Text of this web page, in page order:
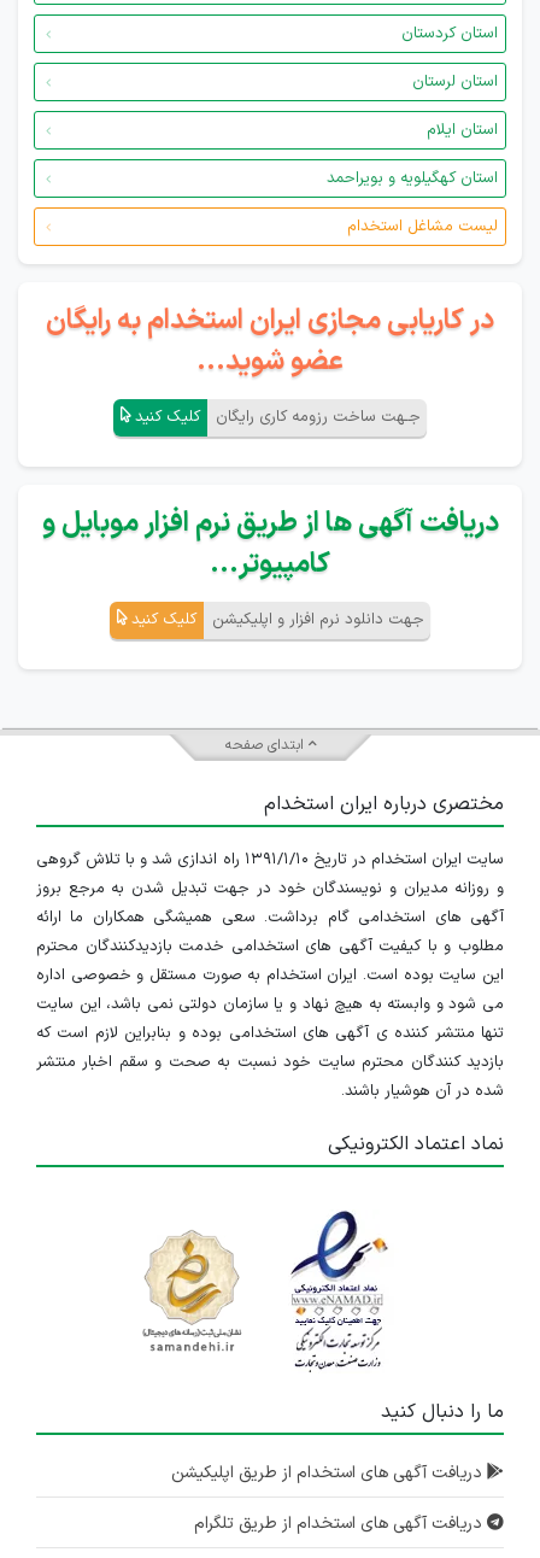
استان کردستان
استان لرستان
استان ایلام
استان کهگیلویه و بویراحمد
لیست مشاغل استخدام
در کاریابی مجازی ایران استخدام به رایگان
عضو شوید...
جـهت ساخت رزومه کاری رایگان کلیک کنید
دریافت آگهی ها از طریق نرم افزار موبایل و
کامپیوتر...
جهت دانلود نرم افزار و اپلیکیشن کلیک کنید
ابتدای صفحه
مختصری درباره ایران استخدام
سایت ایران استخدام در تاریخ ۱۳۹۱/۱/۱۰ راه اندازی شد و با تلاش گروهی
و روزانه مدیران و نویسندگان خود در جهت تبدیل شدن به مرجع بروز
آگهی های استخدامی گام برداشت. سعی همیشگی همکاران ما ارائه
مطلوب و با کیفیت آگهی های استخدامی خدمت بازدیدکنندگان محترم
این سایت بوده است. ایران استخدام به صورت مستقل و خصوصی اداره
می شود و وابسته به هیچ نهاد و یا سازمان دولتی نمی باشد، این سایت
تنها منتشر کننده ی آگهی های استخدامی بوده و بنابراین لازم است که
بازدید کنندگان محترم سایت خود نسبت به صحت و سقم اخبار منتشر
شده در آن هوشیار باشند.
نماد اعتماد الکترونیکی
ما را دنبال کنید
دریافت آگهی های استخدام از طریق اپلیکیشن
دریافت آگهی های استخدام از طریق تلگرام